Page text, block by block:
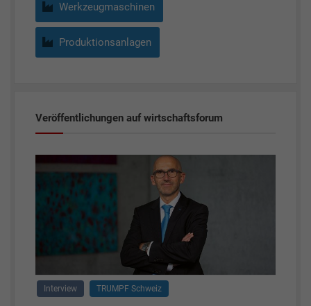
Werkzeugmaschinen
Produktionsanlagen
Veröffentlichungen auf wirtschaftsforum
Interview TRUMPF Schweiz